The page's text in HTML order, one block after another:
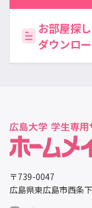
お部屋探
ダウンロ
〒739-0047
広島県東広島市西条